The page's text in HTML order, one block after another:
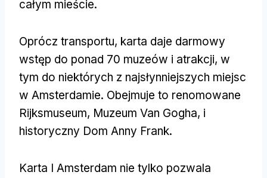
całym mieście.
Oprócz transportu, karta daje darmowy
wstęp do ponad 70 muzeów i atrakcji, w
tym do niektórych z najsłynniejszych miejsc
w Amsterdamie. Obejmuje to renomowane
Rijksmuseum, Muzeum Van Gogha, i
historyczny Dom Anny Frank.
Karta I Amsterdam nie tylko pozwala